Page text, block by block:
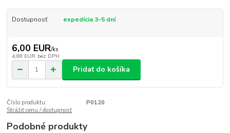
Dostupnosť expedícia 3-5 dní
6,00 EUR/ks
4,88 EUR bez DPH
Pridať do košíka
Číslo produktu:
P0120
Strážiť cenu / dostupnosť
Podobné produkty